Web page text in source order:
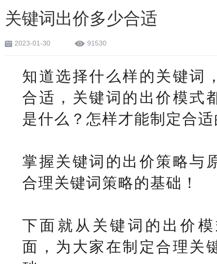
关键词出价多少合适
2023-01-30 91530
知道选择什么样的关键词
合适，关键词的出价模式
是什么？怎样才能制定合
掌握关键词的出价策略与
合理关键词策略的基础！
下面就从关键词的出价
面，为大家在制定合理关